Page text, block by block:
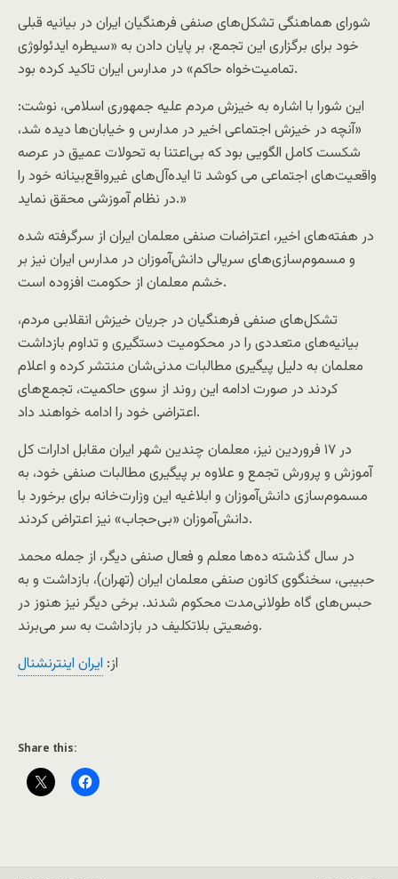
شورای هماهنگی تشکل‌های صنفی فرهنگیان ایران در بیانیه‌ قبلی
خود برای برگزاری این تجمع، بر پایان دادن به «سیطره ایدئولوژی
تمامیت‌خواه حاکم» در مدارس ایران تاکید کرده بود.
این شورا با اشاره به خیزش مردم علیه جمهوری اسلامی، نوشت:
«آنچه در خیزش اجتماعی اخیر در مدارس و خیابان‌ها دیده شد،
شکست کامل الگویی بود که بی‌اعتنا به تحولات عمیق در عرصه
واقعیت‌های اجتماعی می کوشد تا ایده‌آل‌های غیرواقع‌بینانه خود را
در نظام آموزشی محقق نماید.»
در هفته‌های اخیر، اعتراضات صنفی معلمان ایران از سرگرفته شده
و مسموم‌سازی‌های سریالی دانش‌آموزان در مدارس ایران نیز بر
خشم معلمان از حکومت افزوده است.
تشکل‌های صنفی فرهنگیان در جریان خیزش انقلابی مردم،
بیانیه‌های متعددی را در محکومیت دستگیری و تداوم بازداشت
معلمان به دلیل پیگیری مطالبات مدنی‌شان منتشر کرده و اعلام
کردند در صورت ادامه این روند از سوی حاکمیت، تجمع‌های
اعتراضی خود را ادامه خواهند داد.
در ۱۷ فروردین نیز، معلمان چندین شهر ایران مقابل ادارات کل
آموزش و پرورش تجمع و علاوه بر پیگیری مطالبات صنفی خود، به
مسموم‌سازی دانش‌آموزان و ابلاغیه این وزارت‌خانه برای برخورد با
دانش‌آموزان «بی‌حجاب» نیز اعتراض کردند.
در سال گذشته ده‌ها معلم و فعال صنفی دیگر، از جمله محمد
حبیبی، سخنگوی کانون صنفی معلمان ایران (تهران)، بازداشت و به
حبس‌های گاه طولانی‌مدت محکوم شدند. برخی دیگر نیز هنوز در
وضعیتی بلاتکلیف در بازداشت به سر می‌برند.
از: ایران اینترنشنال
Share this: